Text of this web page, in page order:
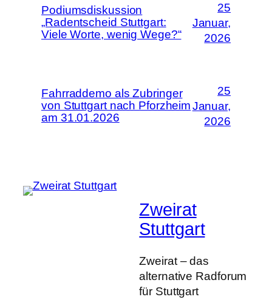
Podiumsdiskussion
„Radentscheid Stuttgart:
Viele Worte, wenig Wege?“
25
Januar,
2026
Fahrraddemo als Zubringer
von Stuttgart nach Pforzheim
am 31.01.2026
25
Januar,
2026
Zweirat
Stuttgart
Zweirat – das
alternative Radforum
für Stuttgart